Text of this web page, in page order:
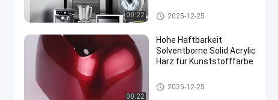
00:22
Solventbasierte feste Acrylhar
ze
2025-12-25
00:22
Hohe Haftbarkeit
Solventborne Solid Acrylic
Harz für Kunststofffarbe
Solventbasierte feste Acrylhar
ze
2025-12-25